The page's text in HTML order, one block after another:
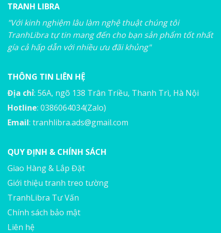
TRANH LIBRA
"Với kinh nghiệm lâu làm nghệ thuật chúng tôi
TranhLibra tự tin mang đến cho bạn sản phẩm tốt nhất
gía cả hấp dẫn với nhiều ưu đãi khủng"
THÔNG TIN LIÊN HỆ
Địa chỉ: 56A, ngõ 138 Trân Triều, Thanh Trì, Hà Nội
Hotline: 0386064034(Zalo)
Email: tranhlibra.ads@gmail.com
QUY ĐỊNH & CHÍNH SÁCH
Giao Hàng & Lắp Đặt
Giới thiệu tranh treo tường
TranhLibra Tư Vấn
Chính sách bảo mật
Liên hệ